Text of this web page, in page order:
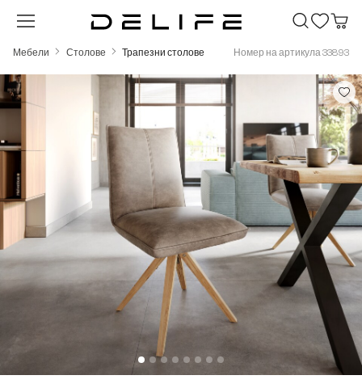
Преминете към основното съдържание
Мебели Столове Трапезни столове Номер на артикула 33893
Пропуснете галерия с изображения